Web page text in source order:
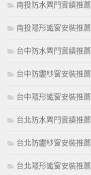
南投防水閘門實績推薦
南投隱形鐵窗安裝推薦
台中防水閘門實績推薦
台中防霾紗窗安裝推薦
台中隱形鐵窗安裝推薦
台北防水閘門實績推薦
台北防霾紗窗安裝推薦
台北隱形鐵窗安裝推薦